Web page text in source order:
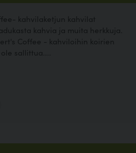
kahvilaketjun kahvilat
kahvia ja muita herkkuja.
Coffee - kahviloihin koirien
sallittua....